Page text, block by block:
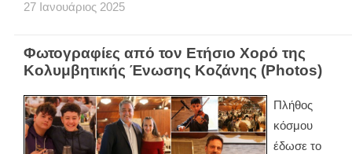
27 Ιανουάριος 2025
Φωτογραφίες από τον Ετήσιο Χορό της
Κολυμβητικής Ένωσης Κοζάνης (Photos)
Πλήθος
κόσμου
έδωσε το